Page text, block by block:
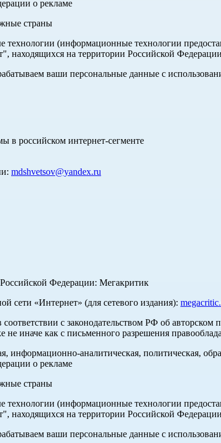
о рекламе
страны
(информационные технологии
находящихся на территории Российской
ваши персональные данные с
в российском интернет-сегменте
mdshvetsov@yandex.ru
Федерации: Мегакритик
сети «Интернет» (для сетевого издания):
с законодательством РФ об
иначе как с письменного разрешения
аналитическая, политическая,
о рекламе
страны
(информационные технологии
находящихся на территории Российской
ваши персональные данные с